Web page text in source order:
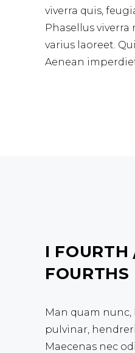
viverra quis,
Phasellus
varius laoreet.
Aenean
I FOURTH
FOURTHS
Man quam
pulvinar,
Maecenas nec